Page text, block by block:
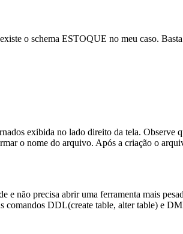
o schema ESTOQUE no meu caso.
exibida no lado direito da tela. Observe
o nome do arquivo. Após a criação o
e não precisa abrir uma ferramenta mais
comandos DDL(create table, alter table) e